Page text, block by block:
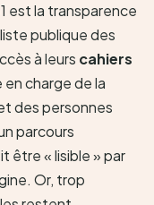
est la transparence
publique des
à leurs cahiers
en charge de la
des personnes
parcours
être « lisible » par
Or, trop